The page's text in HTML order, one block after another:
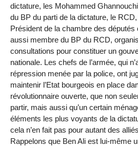
dictature, les Mohammed
du BP du parti de la dictature, le
Président de la chambre des
aussi membre du BP du RCD,
consultations pour constituer un
nationale. Les chefs de l’armée, qui
répression menée par la police, ont
maintenir l’Etat bourgeois en place
révolutionnaire ouverte, que non
partir, mais aussi qu’un certain
éléments les plus voyants de la
cela n’en fait pas pour autant des
Rappelons que Ben Ali est lui-même